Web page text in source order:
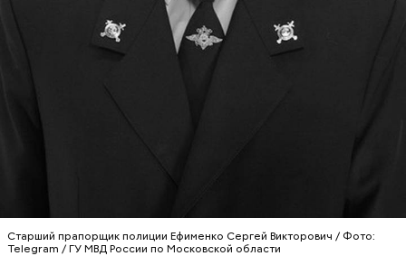
Старший прапорщик полиции Ефименко Сергей Викторович / Фото:
Telegram / ГУ МВД России по Московской области
признал вину и показал следователям, как именно
Врачи обнаружили в крови мальчика вещества,
этом по документам в 2018 и 2019 годах Логинова
родила самостоятельно.